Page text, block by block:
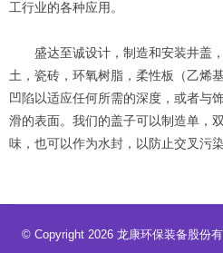
工行业的各种应用。
盛达至诚设计，制造和安装井盖
土，瓷砖，环氧树脂，柔性板（乙烯
凹陷以适应任何所需的深度，或者与
滑的表面。我们的盖子可以制造单，
味，也可以作为水封，以防止交叉污染
© Copyright 2026 龙康环保装备股份